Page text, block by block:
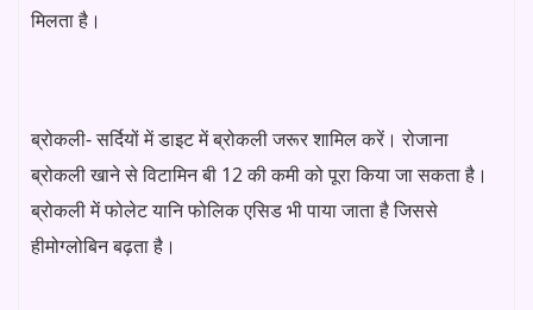
मिलता है।
ब्रोकली- सर्दियों में डाइट में ब्रोकली जरूर शामिल करें। रोजाना
ब्रोकली खाने से विटामिन बी 12 की कमी को पूरा किया जा सकता है।
ब्रोकली में फोलेट यानि फोलिक एसिड भी पाया जाता है जिससे
हीमोग्लोबिन बढ़ता है।